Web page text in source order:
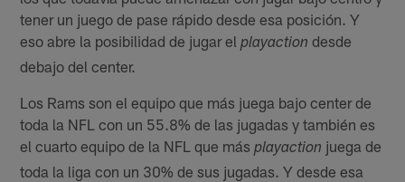
tener un juego de pase rápido desde esa posición. Y
eso abre la posibilidad de jugar elplayaction desde
debajo del center.
Los Rams son el equipo que más juega bajo center de
toda la NFL con un 55.8% de las jugadas y también es
el cuarto equipo de la NFL que másplayaction juega de
toda la liga con un 30% de sus jugadas. Y desde esa